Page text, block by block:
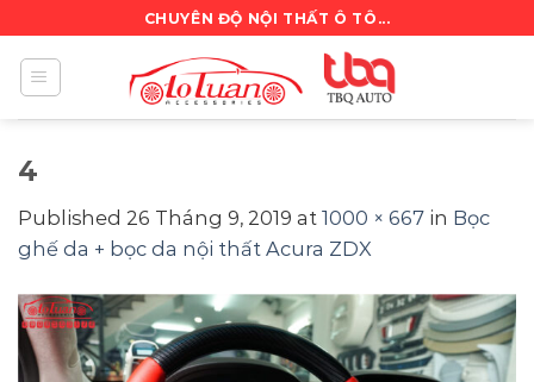
content
CHUYÊN ĐỘ NỘI THẤT Ô TÔ...
4
Published 26 Tháng 9, 2019 at 1000 × 667 in Bọc
ghế da + bọc da nội thất Acura ZDX